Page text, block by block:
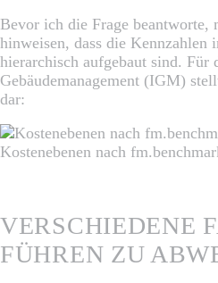
Bevor ich die Frage beantworte,
hinweisen, dass die Kennzahlen
hierarchisch aufgebaut sind. Für
Gebäudemanagement (IGM)
dar:
Kostenebenen nach
VERSCHIEDENE
FÜHREN ZU